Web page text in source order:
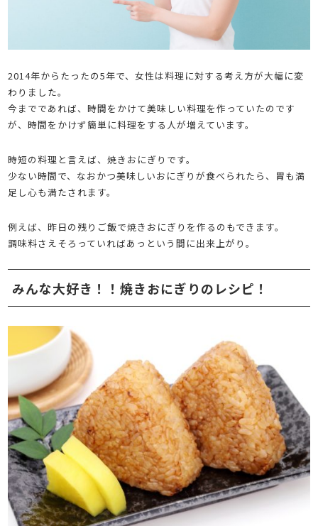
2014年からたったの5年で、女性は料理に対する考え方が大幅に変
わりました。
今までであれば、時間をかけて美味しい料理を作っていたのです
が、時間をかけず簡単に料理をする人が増えています。
時短の料理と言えば、焼きおにぎりです。
少ない時間で、なおかつ美味しいおにぎりが食べられたら、胃も満
足し心も満たされます。
例えば、昨日の残りご飯で焼きおにぎりを作るのもできます。
調味料さえそろっていればあっという間に出来上がり。
みんな大好き！！焼きおにぎりのレシピ！